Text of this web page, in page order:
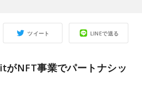
ツイート LINEで送る
がNFT事業でパートナシッ